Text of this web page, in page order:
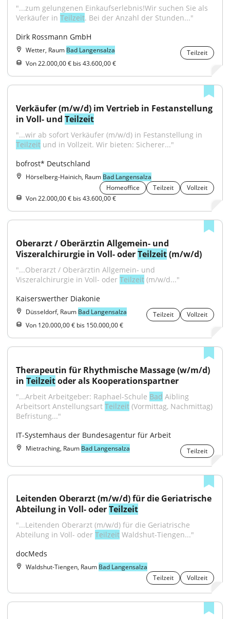
"...zum gelungenen Einkaufserlebnis!Wir suchen Sie als
Verkäufer in Teilzeit. Bei der Anzahl der Stunden..."
Dirk Rossmann GmbH
Wetter, Raum Bad Langensalza
Teilzeit
Von 22.000,00 € bis 43.600,00 €
Verkäufer (m/w/d) im Vertrieb in Festanstellung
in Voll- und Teilzeit
Teilzeit und in Vollzeit. Wir bieten: Sicherer..."
bofrost* Deutschland
Hörselberg-Hainich, Raum Bad Langensalza
Homeoffice
Teilzeit
Vollzeit
Von 22.000,00 € bis 43.600,00 €
Oberarzt / Oberärztin Allgemein- und
Viszeralchirurgie in Voll- oder Teilzeit (m/w/d)
"...Oberarzt / Oberärztin Allgemein- und
Viszeralchirurgie in Voll- oder Teilzeit (m/w/d..."
Kaiserswerther Diakonie
Düsseldorf, Raum Bad Langensalza Teilzeit
Vollzeit
Von 120.000,00 € bis 150.000,00 €
Therapeutin für Rhythmische Massage (w/m/d)
in Teilzeit oder als Kooperationspartner
"...Arbeit Arbeitgeber: Raphael-Schule Bad Aibling
Arbeitsort Anstellungsart Teilzeit (Vormittag, Nachmittag)
Befristung..."
IT-Systemhaus der Bundesagentur für Arbeit
Mietraching, Raum Bad Langensalza Teilzeit
Leitenden Oberarzt (m/w/d) für die Geriatrische
Abteilung in Voll- oder Teilzeit
"...Leitenden Oberarzt (m/w/d) für die Geriatrische
Abteilung in Voll- oder Teilzeit Waldshut-Tiengen..."
docMeds
Waldshut-Tiengen, Raum Bad Langensalza
Teilzeit
Vollzeit